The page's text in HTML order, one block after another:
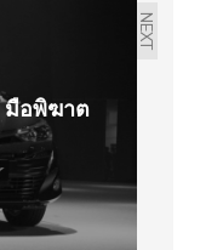
NEXT
มือพิฆาต